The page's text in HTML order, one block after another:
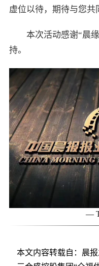
虚位以待，期待与您共
本次活动感谢“晨
持。
—
本文内容转载自：晨